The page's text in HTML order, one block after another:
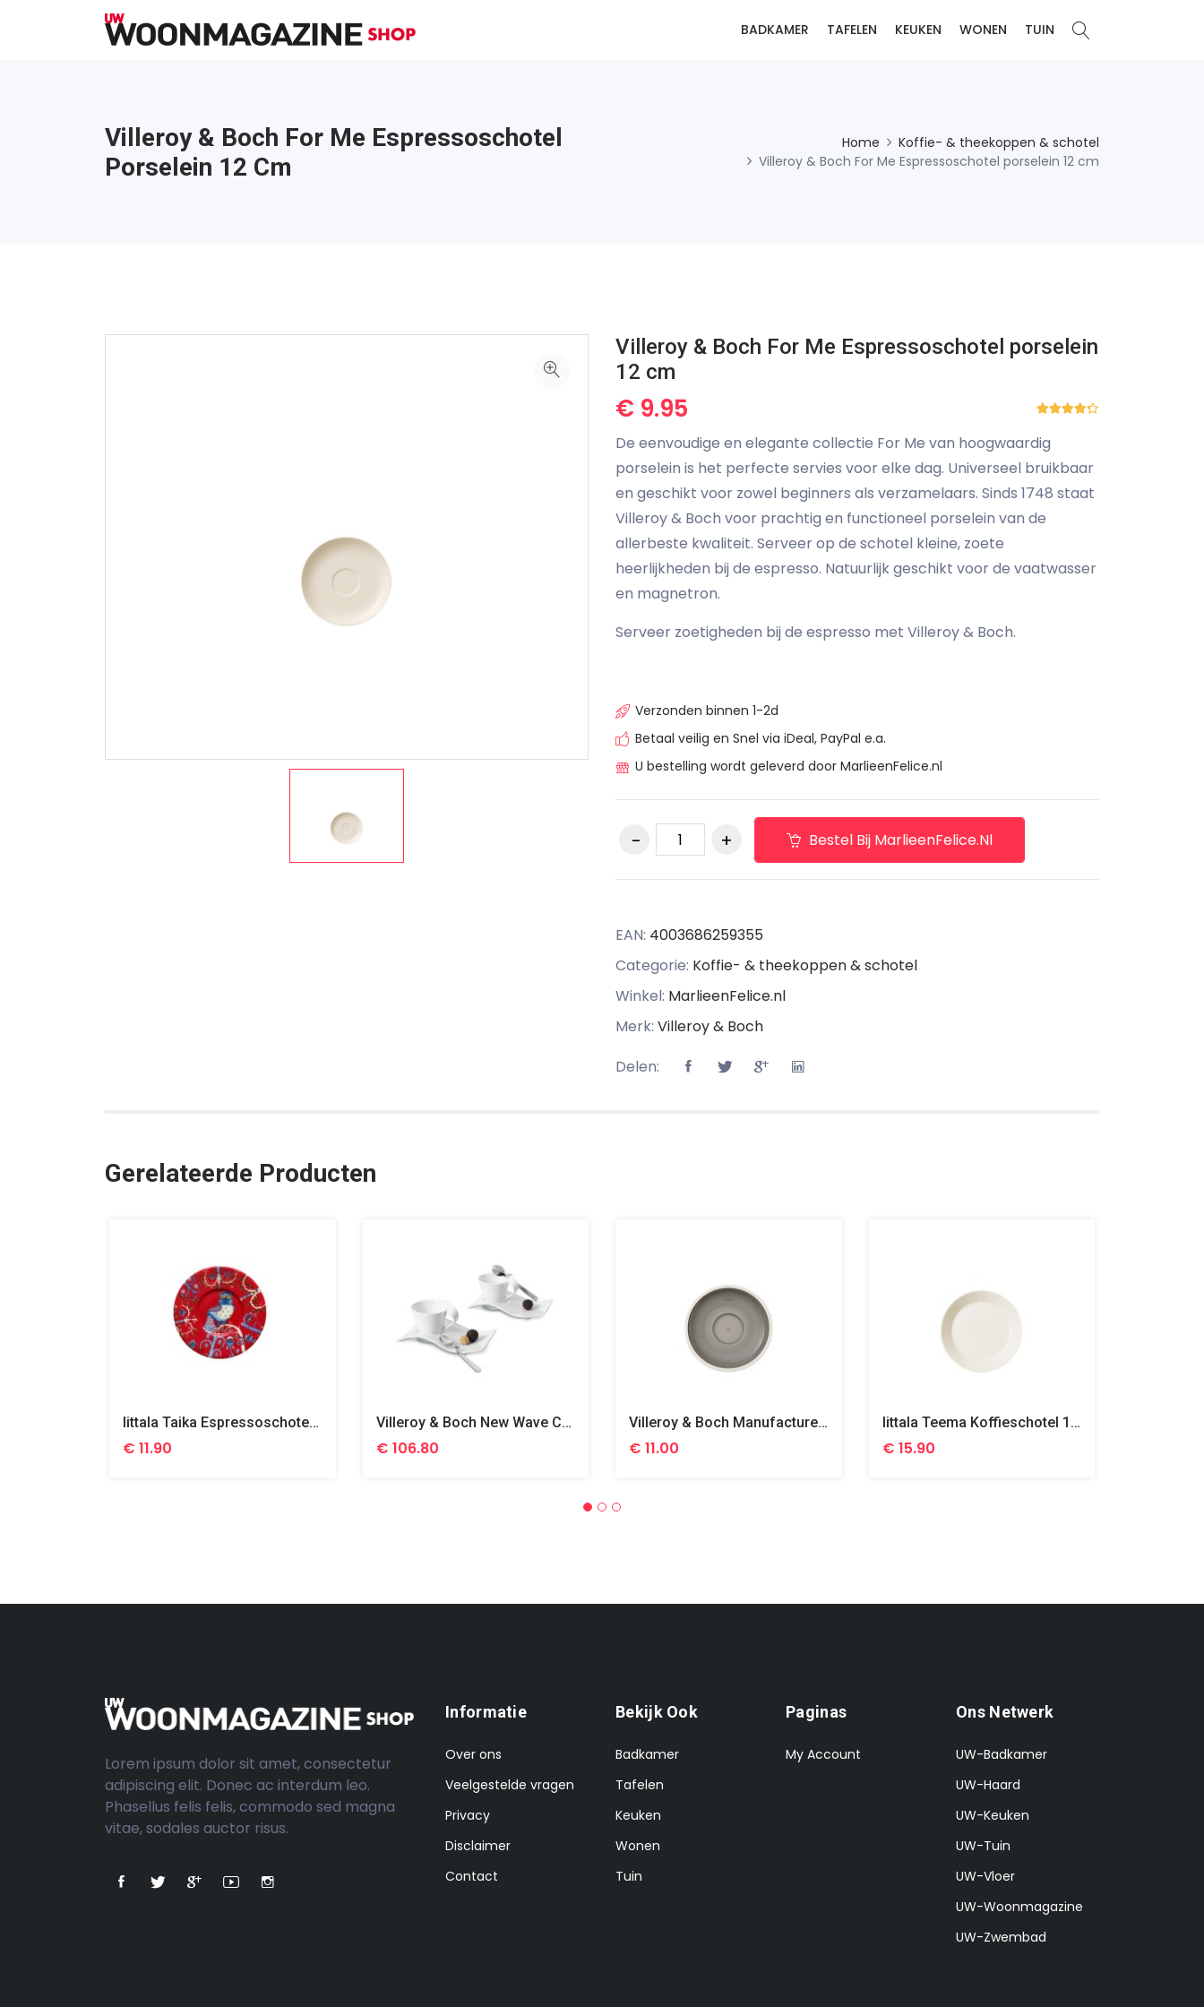
BADKAMER TAFELEN KEUKEN WONEN TUIN
Villeroy & Boch For Me Espressoschotel
Porselein 12 Cm
Home
Koffie- & theekoppen & schotel
Villeroy & Boch For Me Espressoschotel porselein 12 cm
Villeroy & Boch For Me Espressoschotel porselein
12 cm
€ 9.95
De eenvoudige en elegante collectie For Me van hoogwaardig
porselein is het perfecte servies voor elke dag. Universeel bruikbaar
en geschikt voor zowel beginners als verzamelaars. Sinds 1748 staat
Villeroy & Boch voor prachtig en functioneel porselein van de
allerbeste kwaliteit. Serveer op de schotel kleine, zoete
heerlijkheden bij de espresso. Natuurlijk geschikt voor de vaatwasser
en magnetron.
Serveer zoetigheden bij de espresso met Villeroy & Boch.
Verzonden binnen 1-2d
Betaal veilig en Snel via iDeal, PayPal e.a.
U bestelling wordt geleverd door MarlieenFelice.nl
Bestel Bij MarlieenFelice.nl
EAN: 4003686259355
Categorie: Koffie- & theekoppen & schotel
Winkel: MarlieenFelice.nl
Merk: Villeroy & Boch
Delen:
Gerelateerde Producten
Iittala Taika Espressoschotel 11 Cm
€ 11.90
Villeroy & Boch New Wave Caffè Cappuccinoset 6-Delig
€ 106.80
Villeroy & Boch Manufacture Gris Koffieschotel Porselein 16 Cm
€ 11.00
Iittala Teema Koffieschotel 15 Cm Wit
€ 15.90
Lorem ipsum dolor sit amet, consectetur
adipiscing elit. Donec ac interdum leo.
Phasellus felis felis, commodo sed magna
vitae, sodales auctor risus.
Informatie
Over ons
Veelgestelde vragen
Privacy
Disclaimer
Contact
Bekijk Ook
Badkamer
Tafelen
Keuken
Wonen
Tuin
Paginas
My Account
Ons Netwerk
UW-Badkamer
UW-Haard
UW-Keuken
UW-Tuin
UW-Vloer
UW-Woonmagazine
UW-Zwembad